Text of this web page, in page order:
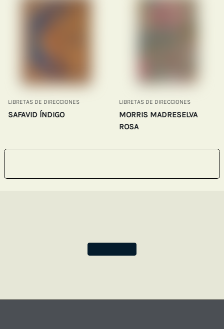
LIBRETAS DE DIRECCIONES
SAFAVID ÍNDIGO
LIBRETAS DE DIRECCIONES
MORRIS MADRESELVA
ROSA